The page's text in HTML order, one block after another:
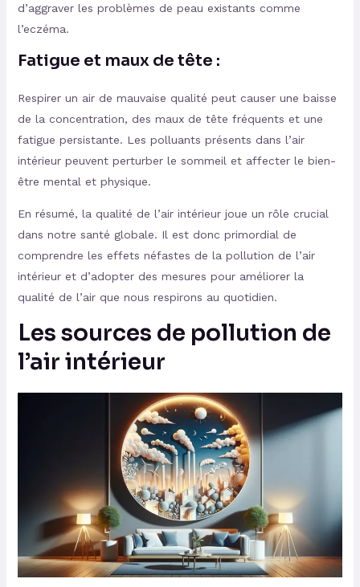
d’aggraver les problèmes de peau existants comme
l’eczéma.
Fatigue et maux de tête :
Respirer un air de mauvaise qualité peut causer une baisse
de la concentration, des maux de tête fréquents et une
fatigue persistante. Les polluants présents dans l’air
intérieur peuvent perturber le sommeil et affecter le bien-
être mental et physique.
En résumé, la qualité de l’air intérieur joue un rôle crucial
dans notre santé globale. Il est donc primordial de
comprendre les effets néfastes de la pollution de l’air
intérieur et d’adopter des mesures pour améliorer la
qualité de l’air que nous respirons au quotidien.
Les sources de pollution de
l’air intérieur